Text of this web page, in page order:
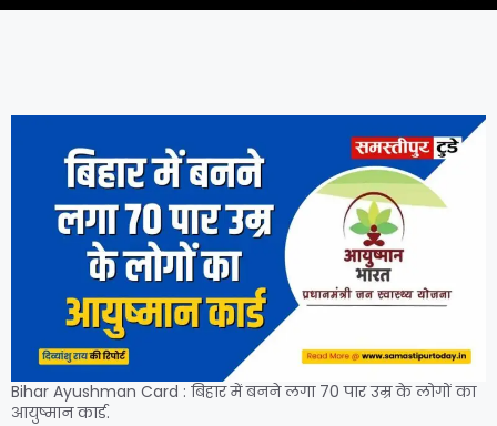
Bihar Ayushman Card : बिहार में बनने लगा 70 पार उम्र के लोगों का
आयुष्मान कार्ड.